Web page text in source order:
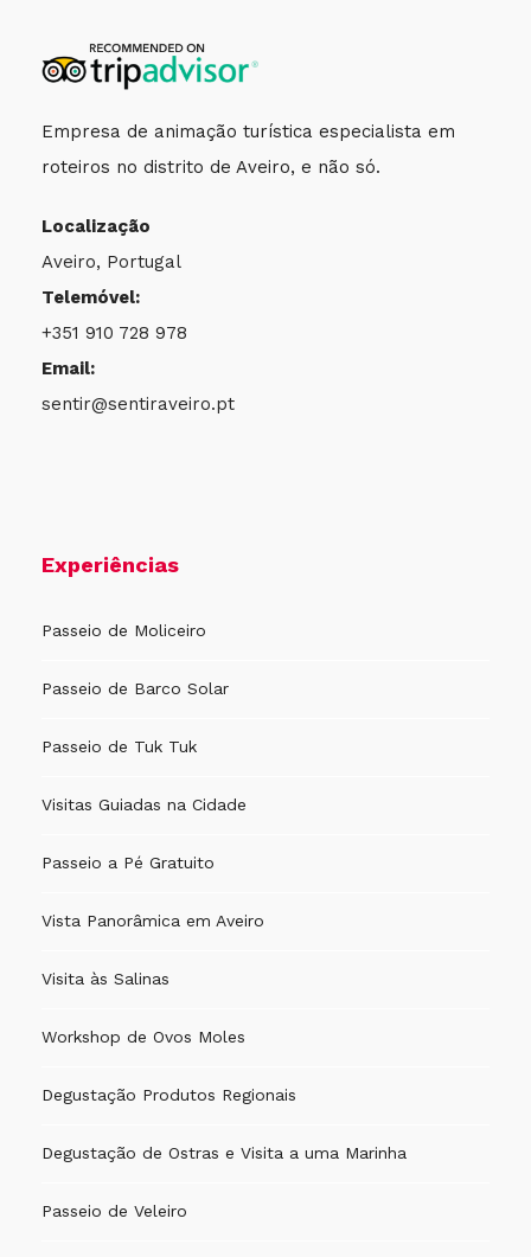
Empresa de animação turística especialista em
roteiros no distrito de Aveiro, e não só.
Localização
Aveiro, Portugal
Telemóvel:
+351 910 728 978
Email:
sentir@sentiraveiro.pt
Experiências
Passeio de Moliceiro
Passeio de Barco Solar
Passeio de Tuk Tuk
Visitas Guiadas na Cidade
Passeio a Pé Gratuito
Vista Panorâmica em Aveiro
Visita às Salinas
Workshop de Ovos Moles
Degustação Produtos Regionais
Degustação de Ostras e Visita a uma Marinha
Passeio de Veleiro